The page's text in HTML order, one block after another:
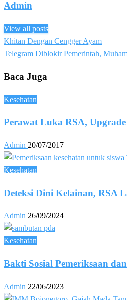
Admin
View all posts
Post
Previous
Post
Khitan Dengan Cengger Ayam
Next
Telegram Diblokir Pemerintah,
Baca Juga
Kesehatan
Perawat Luka RSA,
Admin 20/07/2017
Kesehatan
Deteksi Dini Kelainan, RSA
Admin 26/09/2024
Kesehatan
Bakti Sosial Pemeriksaan
Admin 22/06/2023